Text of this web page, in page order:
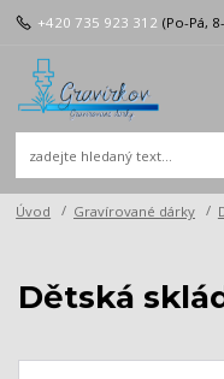
+420 735 923 312 (Po-Pá,
Úvod Gravírované dárky
Dětská